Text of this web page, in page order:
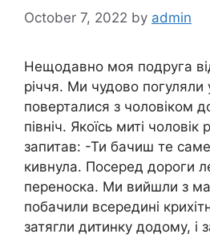
October 7, 2022 by admin
Нещодавно моя подруга
річчя. Ми чудово погуляли
поверталися з чоловіком
північ. Якоїсь миті чоловік
запитав: -Ти бачиш те
кивнула. Посеред дороги
переноска. Ми вийшли з
побачили всередині
затягли дитинку додому, і